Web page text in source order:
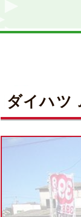
ダイハツ